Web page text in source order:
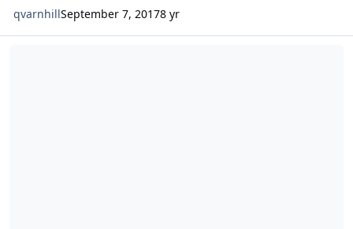
qvarnhillSeptember 7, 20178 yr